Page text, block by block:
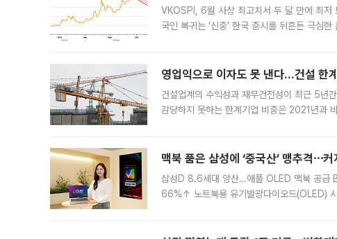
VKOSPI, 6월 사상 최고치서 두 달 만에 최저
국인 복귀는 ‘신중’ 한국 증시를 뒤흔든 극심
영업익으로 이자도 못 낸다…건설
건설업계의 수익성과 재무건전성이 최근 5년
감당하지 못하는 한계기업 비중은 2021년과
맥북 품은 삼성에 ‘중국산’ 맹추격⋯
삼성D 8.6세대 양산…애플 OLED 맥북 공급
66%↑ 노트북용 유기발광다이오드(OLED)